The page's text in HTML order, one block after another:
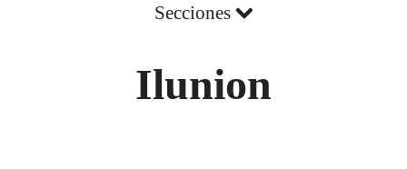
Secciones
Ilunion